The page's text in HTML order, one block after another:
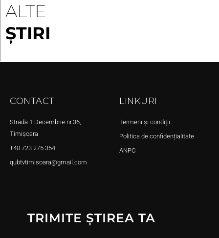
ALTE
ȘTIRI
CONTACT
Strada 1 Decembrie nr.36,
Timișoara
+40 723 275 354
qubtvtimisoara@gmail.com
LINKURI
Termeni și condiții
Politica de confidențialitate
ANPC
TRIMITE ȘTIREA TA